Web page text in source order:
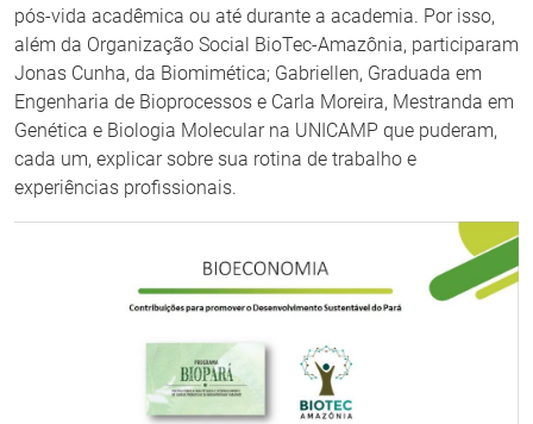
pós-vida acadêmica ou até durante a academia. Por isso,
além da Organização Social BioTec-Amazônia, participaram
Jonas Cunha, da Biomimética; Gabriellen, Graduada em
Engenharia de Bioprocessos e Carla Moreira, Mestranda em
Genética e Biologia Molecular na UNICAMP que puderam,
cada um, explicar sobre sua rotina de trabalho e
experiências profissionais.